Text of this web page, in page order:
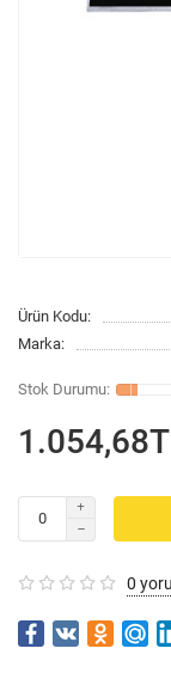
Ürün Kodu:
Marka:
0